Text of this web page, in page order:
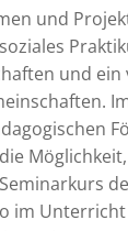
und
und ein
im